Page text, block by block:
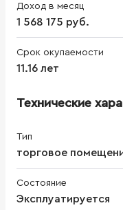
Доход в месяц
1 568 175 руб.
Срок окупаемости
11.16 лет
Технические
Тип
торговое
Состояние
Эксплуатируется